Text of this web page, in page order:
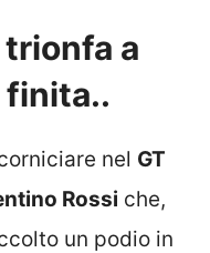
a
finita..
nel GT
Rossi che,
un podio in